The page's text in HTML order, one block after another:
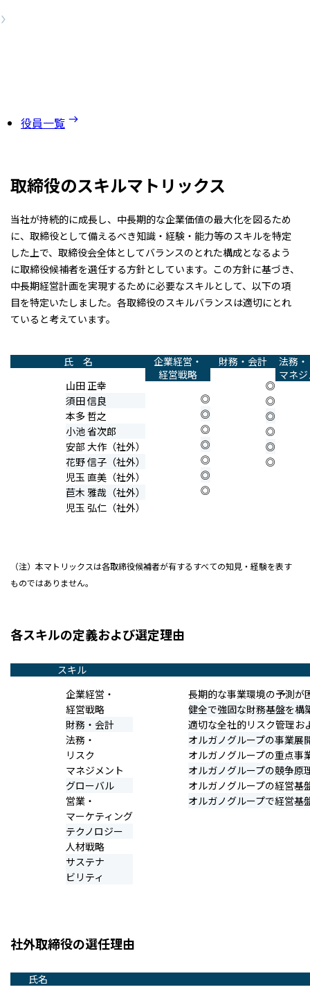
役員一覧
取締役のスキルマトリックス
当社が持続的に成長し、中長期的な企業価値の最大化を図るため
に、取締役として備えるべき知識・経験・能力等のスキルを特定
した上で、取締役会全体としてバランスのとれた構成となるよう
に取締役候補者を選任する方針としています。この方針に基づき、
中長期経営計画を実現するために必要なスキルとして、以下の項
目を特定いたしました。各取締役のスキルバランスは適切にとれ
ていると考えています。
氏 名
山田 正幸
須田 信良
本多 哲之
小池 省次郎
安部 大作（社外）
花野 信子（社外）
児玉 直美（社外）
苣木 雅哉（社外）
児玉 弘仁（社外）
企業経営・
経営戦略
◎
◎
◎
◎
◎
◎
◎
財務・会計
◎
◎
◎
◎
◎
◎
法務
マネ
（注）本マトリックスは各取締役候補者が有するすべての知見・経験を表す
ものではありません。
各スキルの定義および選定理由
スキル
企業経営・
経営戦略
財務・会計
法務・
リスク
マネジメント
グローバル
営業・
マーケティング
テクノロジー
人材戦略
サステナ
ビリティ
長期的な事業環境の予測が
健全で強固な財務基盤を構
適切な全社的リスク管理お
オルガノグループの事業展
オルガノグループの重点事
オルガノグループの競争原
オルガノグループの経営基
オルガノグループで経営基
社外取締役の選任理由
氏名